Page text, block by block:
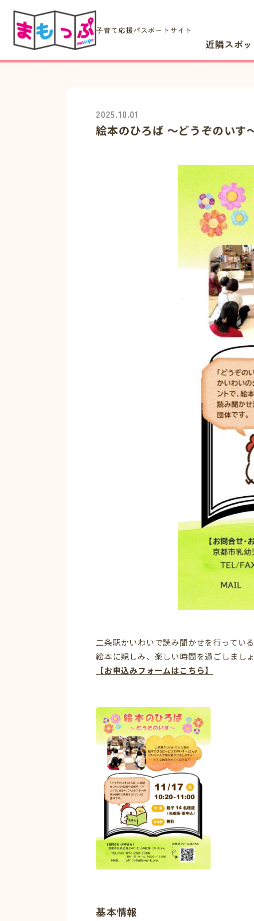
子育て応援パスポートサイト
近隣スポ
2025.10.01
絵本のひろば ～どうぞのいす
二条駅かいわいで読み聞かせを行ってい
絵本に親しみ、楽しい時間を過ごしましょ
【お申込みフォームはこちら】
基本情報